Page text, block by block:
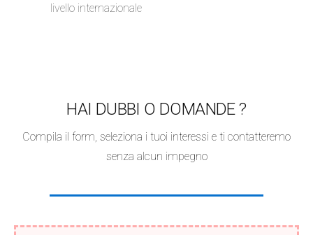
livello internazionale
HAI DUBBI O DOMANDE ?
Compila il form, seleziona i tuoi interessi e ti contatteremo
senza alcun impegno